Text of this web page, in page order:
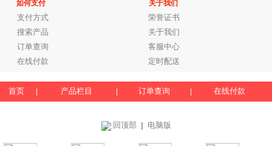
如何支付 关于我们
支付方式
荣誉证书
搜索产品
关于我们
订单查询
客服中心
在线付款
定时配送
首页 产品栏目 订单查询 在线付款
回顶部 电脑版